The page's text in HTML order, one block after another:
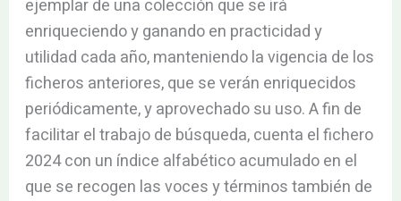
ejemplar de una colección que se irá
enriqueciendo y ganando en practicidad y
utilidad cada año, manteniendo la vigencia de los
ficheros anteriores, que se verán enriquecidos
periódicamente, y aprovechado su uso. A fin de
facilitar el trabajo de búsqueda, cuenta el fichero
2024 con un índice alfabético acumulado en el
que se recogen las voces y términos también de